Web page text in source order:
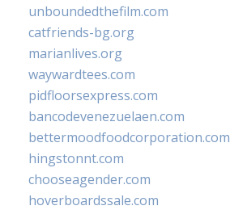
unboundedthefilm.com
catfriends-bg.org
marianlives.org
waywardtees.com
pidfloorsexpress.com
bancodevenezuelaen.com
bettermoodfoodcorporation.com
hingstonnt.com
chooseagender.com
hoverboardssale.com